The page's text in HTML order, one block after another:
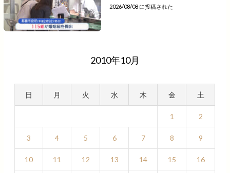
2026/08/08 に投稿された
2010年10月
日 月 火 水 木 金 土
1 2
3 4 5 6 7 8 9
10 11 12 13 14 15 16